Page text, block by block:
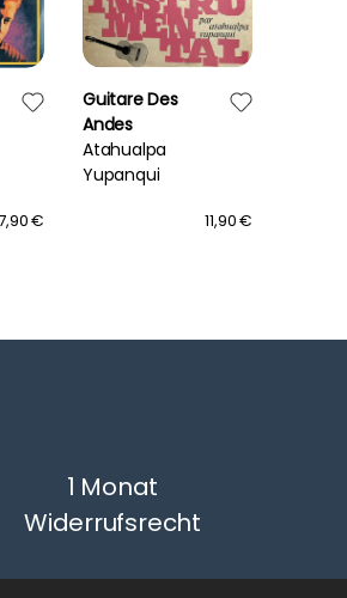
€
Guitare Des
Andes
Atahualpa
Yupanqui
11,90 €
1 Monat
Widerrufsrecht